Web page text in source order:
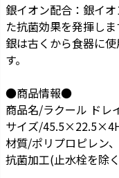
銀イオン配合：銀イ
た抗菌効果を発揮しま
銀は古くから食器に
す。
●商品情報●
商品名/ラクール ドレ
サイズ/
材質/ポリプロピレン
抗菌加工(止水栓を除